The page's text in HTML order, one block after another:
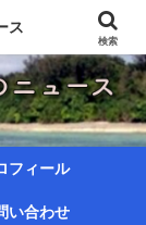
フィール
い合わせ
ス
検索